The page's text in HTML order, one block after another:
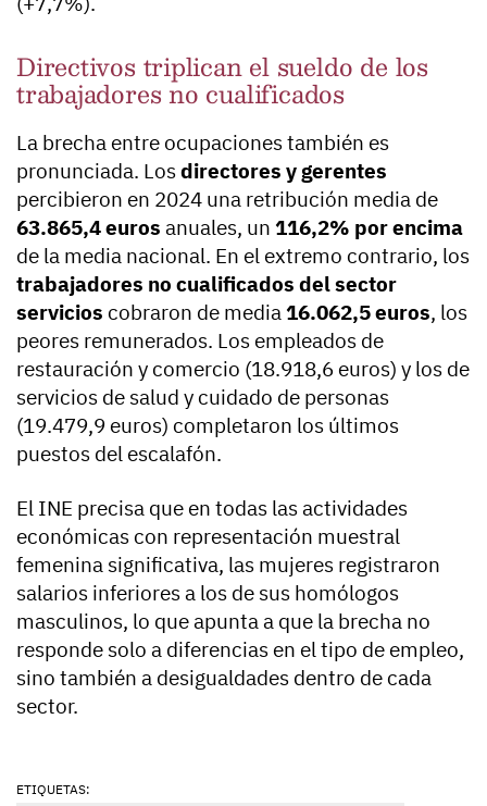
Directivos triplican el sueldo de los
trabajadores no cualificados
La brecha entre ocupaciones también es
pronunciada. Losdirectores y gerentes
percibieron en 2024 una retribución media de
63.865,4 euros anuales, un 116,2% por encima
de la media nacional. En el extremo contrario, los
trabajadores no cualificados del sector
servicios cobraron de media 16.062,5 euros, los
peores remunerados. Los empleados de
restauración y comercio (18.918,6 euros) y los de
servicios de salud y cuidado de personas
(19.479,9 euros) completaron los últimos
puestos del escalafón.
El INE precisa que en todas las actividades
económicas con representación muestral
femenina significativa, las mujeres registraron
salarios inferiores a los de sus homólogos
masculinos, lo que apunta a que la brecha no
responde solo a diferencias en el tipo de empleo,
sino también a desigualdades dentro de cada
sector.
ETIQUETAS: